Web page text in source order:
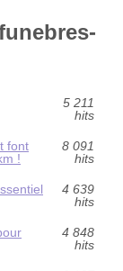
5 211
hits
font
!
8 091
hits
4 639
hits
4 848
hits